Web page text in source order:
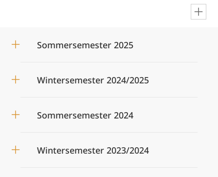
Sommersemester 2025
Wintersemester 2024/2025
Sommersemester 2024
Wintersemester 2023/2024